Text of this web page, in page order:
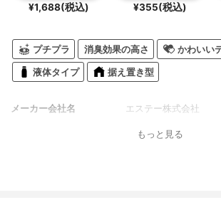
¥1,688(税込) ¥355(税込)
プチプラ 消臭効果の高さ かわいい
液体タイプ 据え置き型
メーカー会社名 エステー株式会社
もっと見る